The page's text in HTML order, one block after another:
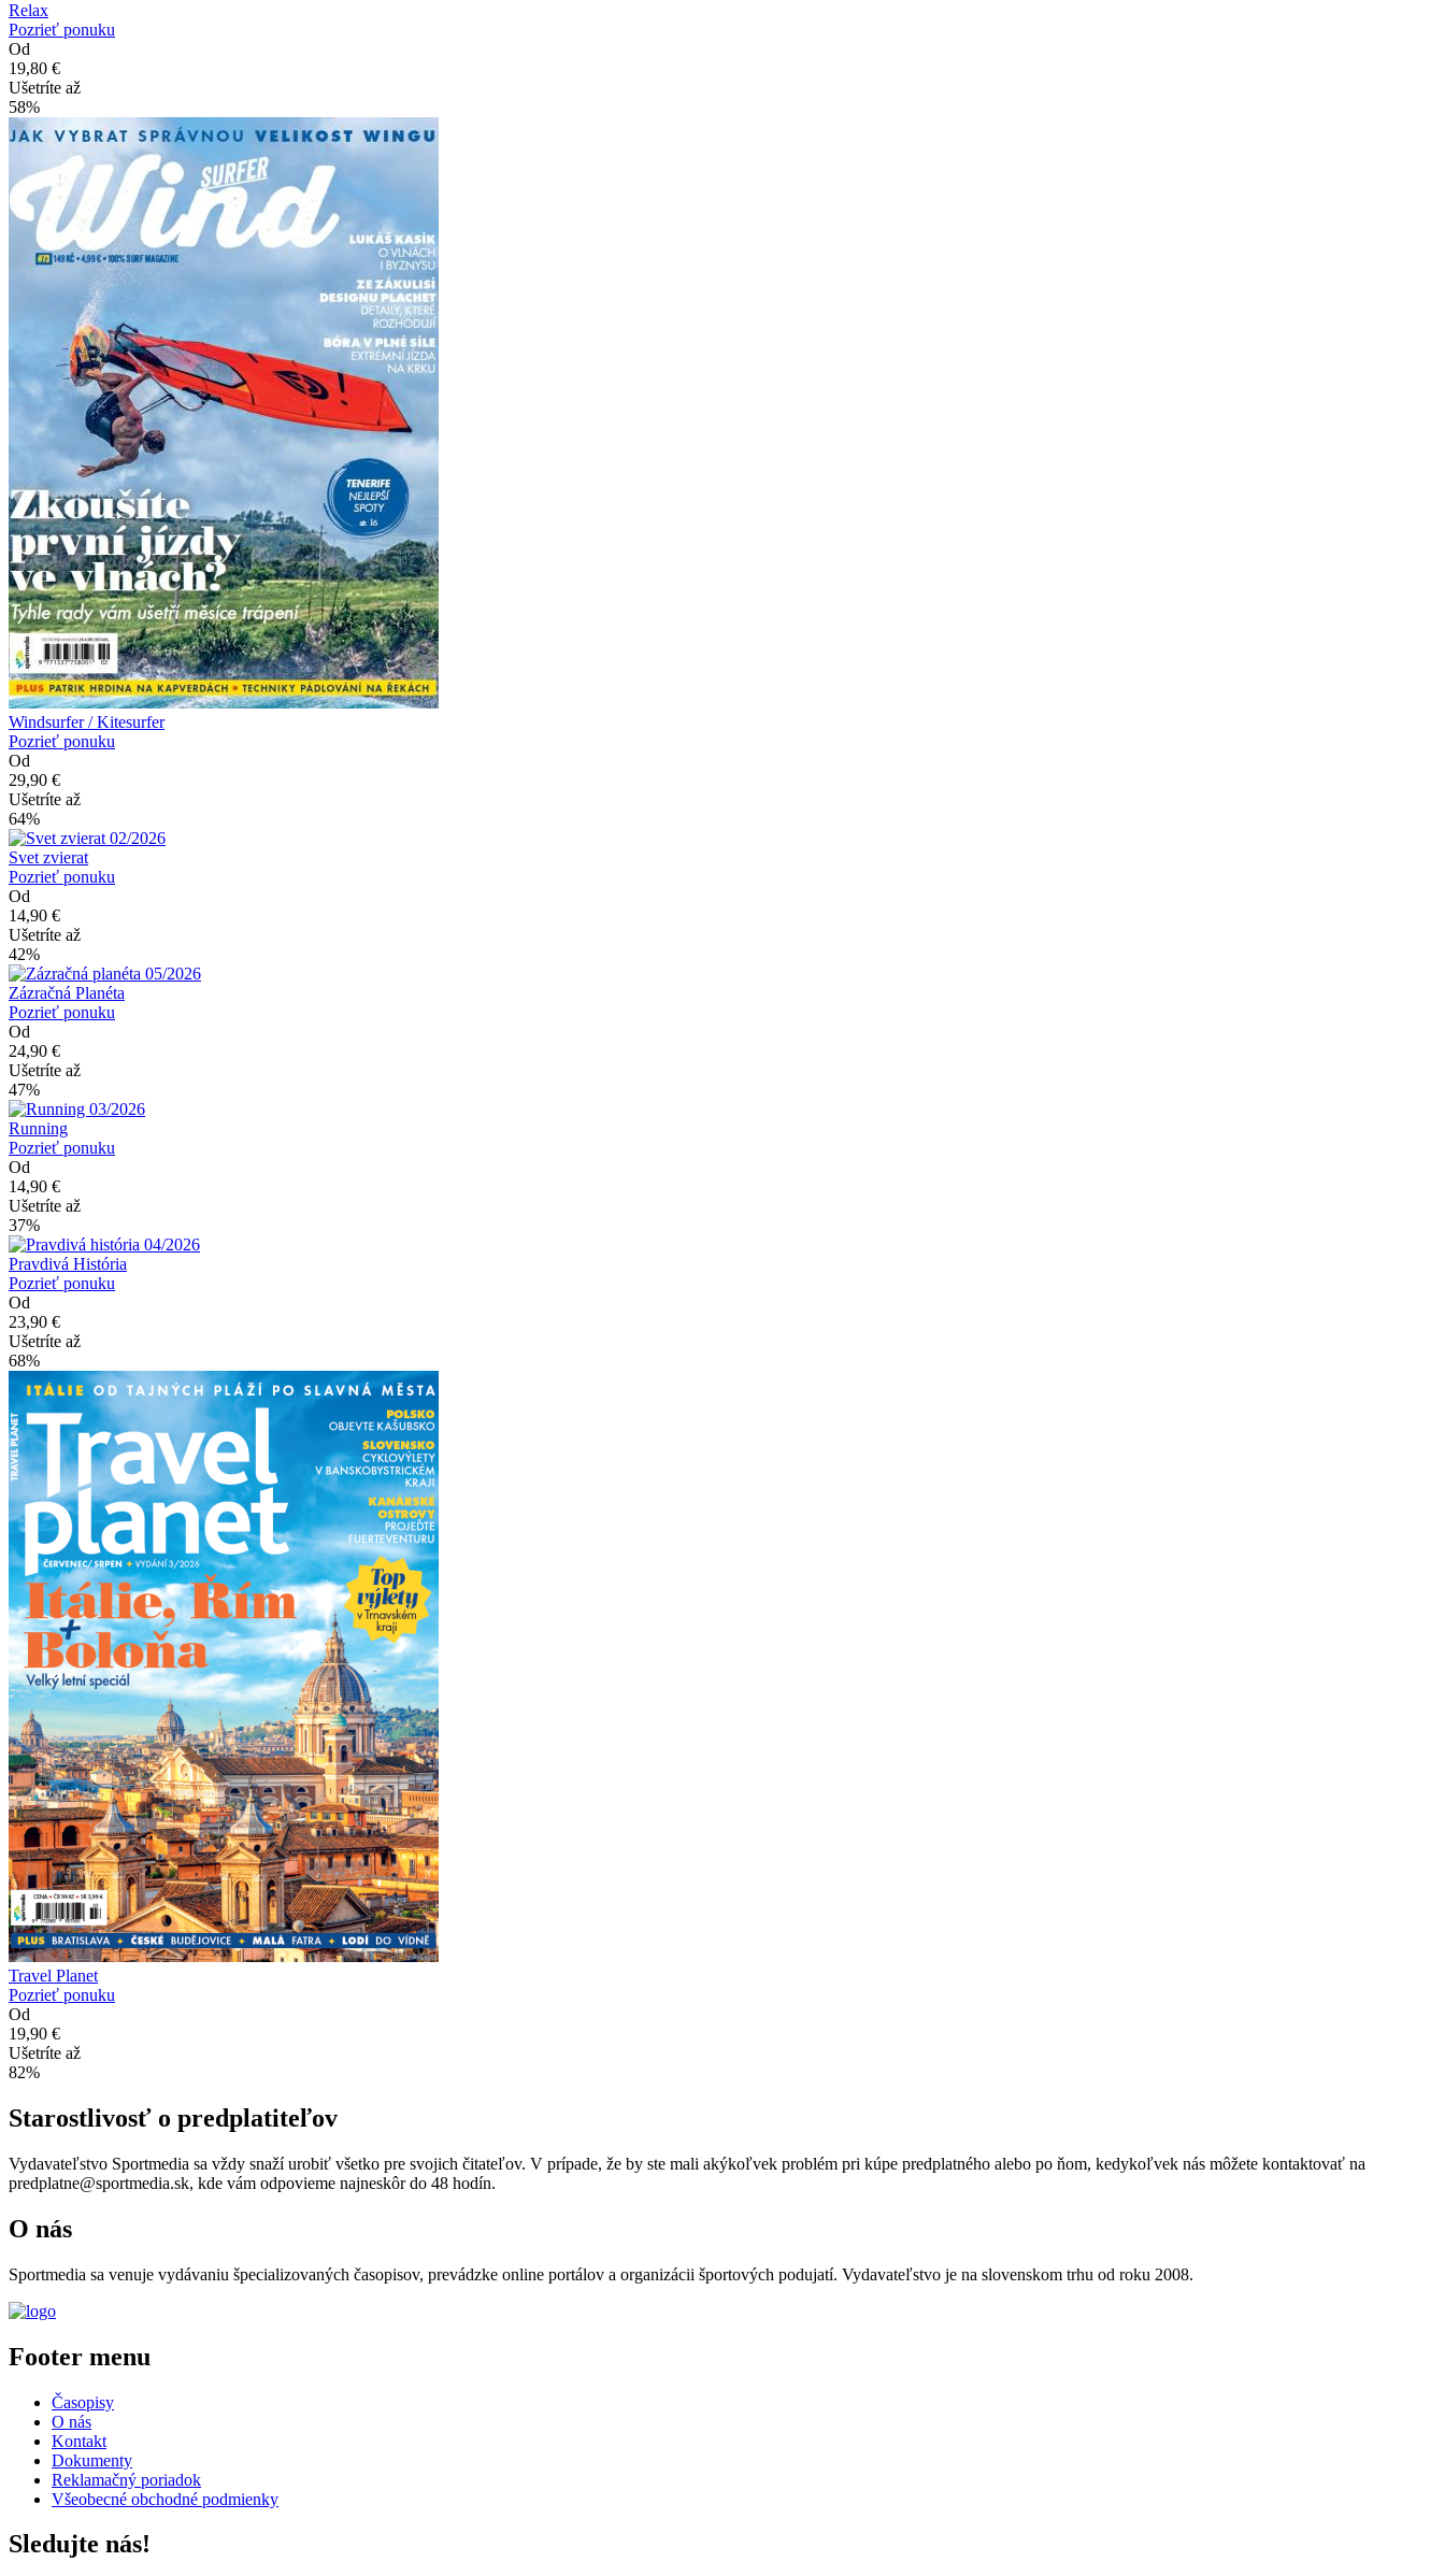
Relax
Pozrieť ponuku
Od
19,80 €
Ušetríte až
58%
Windsurfer / Kitesurfer
Pozrieť ponuku
Od
29,90 €
Ušetríte až
64%
Svet zvierat
Pozrieť ponuku
Od
14,90 €
Ušetríte až
42%
Zázračná Planéta
Pozrieť ponuku
Od
24,90 €
Ušetríte až
47%
Running
Pozrieť ponuku
Od
14,90 €
Ušetríte až
37%
Pravdivá História
Pozrieť ponuku
Od
23,90 €
Ušetríte až
68%
Travel Planet
Pozrieť ponuku
Od
19,90 €
Ušetríte až
82%
Starostlivosť o predplatiteľov
Vydavateľstvo Sportmedia sa vždy snaží urobiť všetko pre svojich čitateľov. V prípade, že by ste mali akýkoľvek problém pri kúpe predplatného alebo po ňom, kedykoľvek nás môžete kontaktovať na
predplatne@sportmedia.sk, kde vám odpovieme najneskôr do 48 hodín.
O nás
Sportmedia sa venuje vydávaniu špecializovaných časopisov, prevádzke online portálov a organizácii športových podujatí. Vydavateľstvo je na slovenskom trhu od roku 2008.
Footer menu
Časopisy
O nás
Kontakt
Dokumenty
Reklamačný poriadok
Všeobecné obchodné podmienky
Sledujte nás!